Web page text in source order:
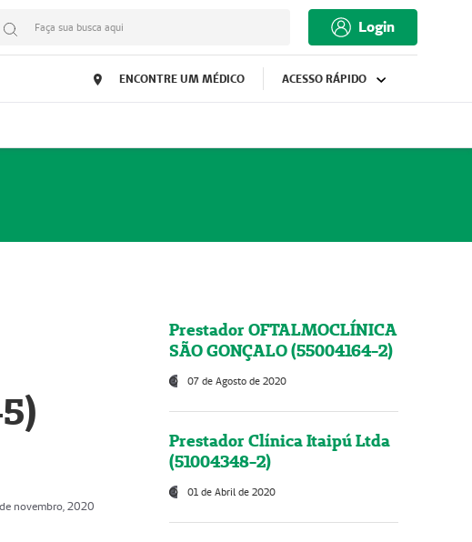
Faça sua busca aqui Login
ENCONTRE UM MÉDICO ACESSO RÁPIDO
novembro, 2020
Prestador OFTALMOCLÍNICA
SÃO GONÇALO (55004164-2)
07 de Agosto de 2020
Prestador Clínica Itaipú Ltda
(51004348-2)
01 de Abril de 2020